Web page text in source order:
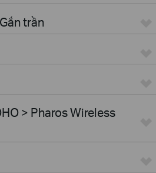
trần
> Pharos Wireless